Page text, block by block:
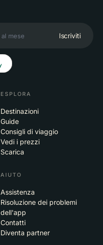
Iscriviti
ESPLORA
Destinazioni
Guide
Consigli di viaggio
Vedi i prezzi
Scarica
AIUTO
Assistenza
Risoluzione dei problemi
dell'app
Contatti
Diventa partner